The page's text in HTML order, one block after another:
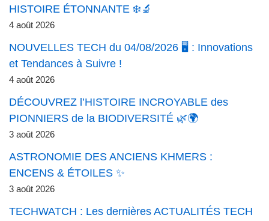
HISTOIRE ÉTONNANTE ❄️🔬
4 août 2026
NOUVELLES TECH du 04/08/2026 🖥️ : Innovations
et Tendances à Suivre !
4 août 2026
DÉCOUVREZ l’HISTOIRE INCROYABLE des
PIONNIERS de la BIODIVERSITÉ 🌿🌍
3 août 2026
ASTRONOMIE DES ANCIENS KHMERS :
ENCENS & ÉTOILES ✨
3 août 2026
TECHWATCH : Les dernières ACTUALITÉS TECH